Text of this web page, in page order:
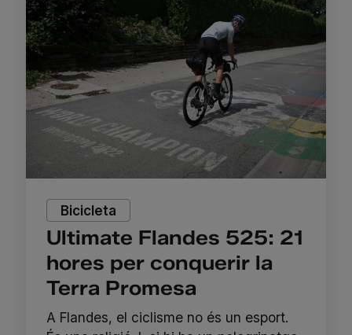
Ultimate Flandes 525: 21
hores per conquerir la
Terra Promesa
Bicicleta
A Flandes, el ciclisme no és un esport.